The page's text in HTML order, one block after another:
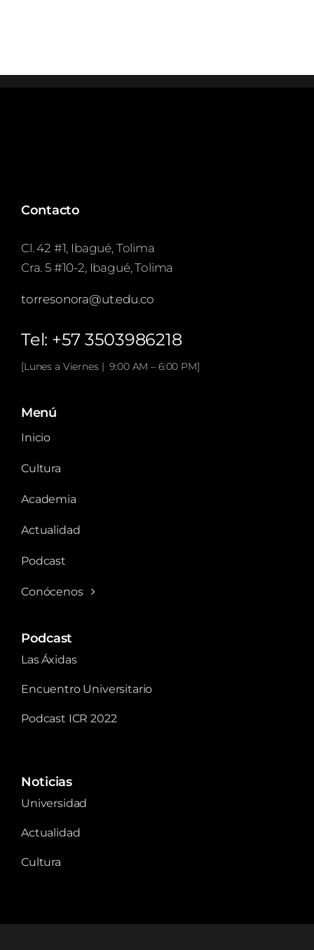
Contacto
Cl. 42 #1, Ibagué, Tolima
Cra. 5 #10-2, Ibagué, Tolima
torresonora@ut.edu.co
Tel: +57 3503986218
[Lunes a Viernes | 9:00 AM – 6:00 PM]
Menú
Inicio
Cultura
Academia
Actualidad
Podcast
Conócenos
Podcast
Las Áxidas
Encuentro Universitario
Podcast ICR 2022
Noticias
Universidad
Actualidad
Cultura